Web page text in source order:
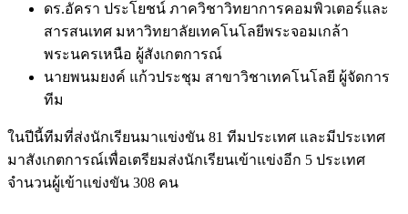
ดร.อัครา ประโยชน์ ภาควิชาวิทยาการคอมพิวเตอร์และ
สารสนเทศ มหาวิทยาลัยเทคโนโลยีพระจอมเกล้า
พระนครเหนือ ผู้สังเกตการณ์
นายพนมยงค์ แก้วประชุม สาขาวิชาเทคโนโลยี ผู้จัดการ
ทีม
ในปีนี้ทีมที่ส่งนักเรียนมาแข่งขัน 81 ทีมประเทศ และมีประเทศ
มาสังเกตการณ์เพื่อเตรียมส่งนักเรียนเข้าแข่งอีก 5 ประเทศ
จำนวนผู้เข้าแข่งขัน 308 คน